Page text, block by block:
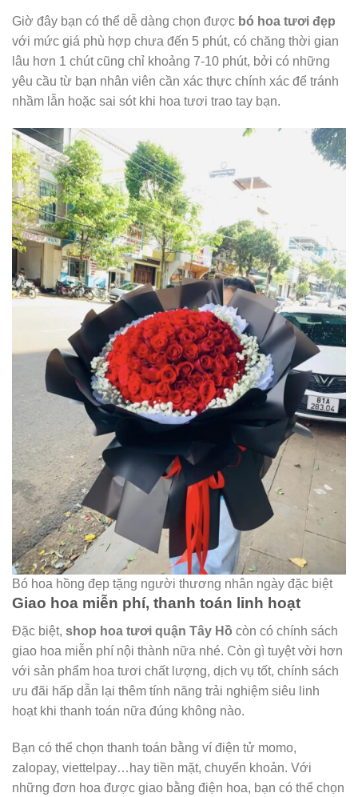
Giờ đây bạn có thể dễ dàng chọn được bó hoa tươi đẹp
với mức giá phù hợp chưa đến 5 phút, có chăng thời gian
lâu hơn 1 chút cũng chỉ khoảng 7-10 phút, bởi có những
yêu cầu từ bạn nhân viên cần xác thực chính xác để tránh
nhầm lẫn hoặc sai sót khi hoa tươi trao tay bạn.
Bó hoa hồng đẹp tặng người thương nhân ngày đặc biệt
Giao hoa miễn phí, thanh toán linh hoạt
Đặc biệt, shop hoa tươi quận Tây Hồ còn có chính sách
giao hoa miễn phí nội thành nữa nhé. Còn gì tuyệt vời hơn
với sản phẩm hoa tươi chất lượng, dịch vụ tốt, chính sách
ưu đãi hấp dẫn lại thêm tính năng trải nghiệm siêu linh
hoạt khi thanh toán nữa đúng không nào.
Bạn có thể chọn thanh toán bằng ví điện tử momo,
zalopay, viettelpay…hay tiền mặt, chuyển khoản. Với
những đơn hoa được giao bằng điện hoa, bạn có thể chọn